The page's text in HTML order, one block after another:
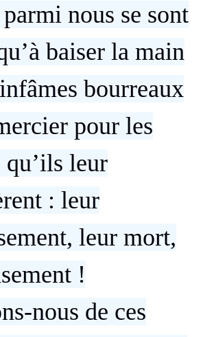
nous se sont
baiser la main
bourreaux
pour les
qu’ils leur
: leur
leur mort,
!
nous de ces